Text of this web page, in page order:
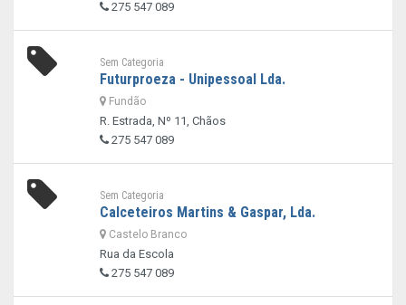
275 547 089
Sem Categoria
Futurproeza - Unipessoal Lda.
Fundão
R. Estrada, Nº 11, Chãos
275 547 089
Sem Categoria
Calceteiros Martins & Gaspar, Lda.
Castelo Branco
Rua da Escola
275 547 089